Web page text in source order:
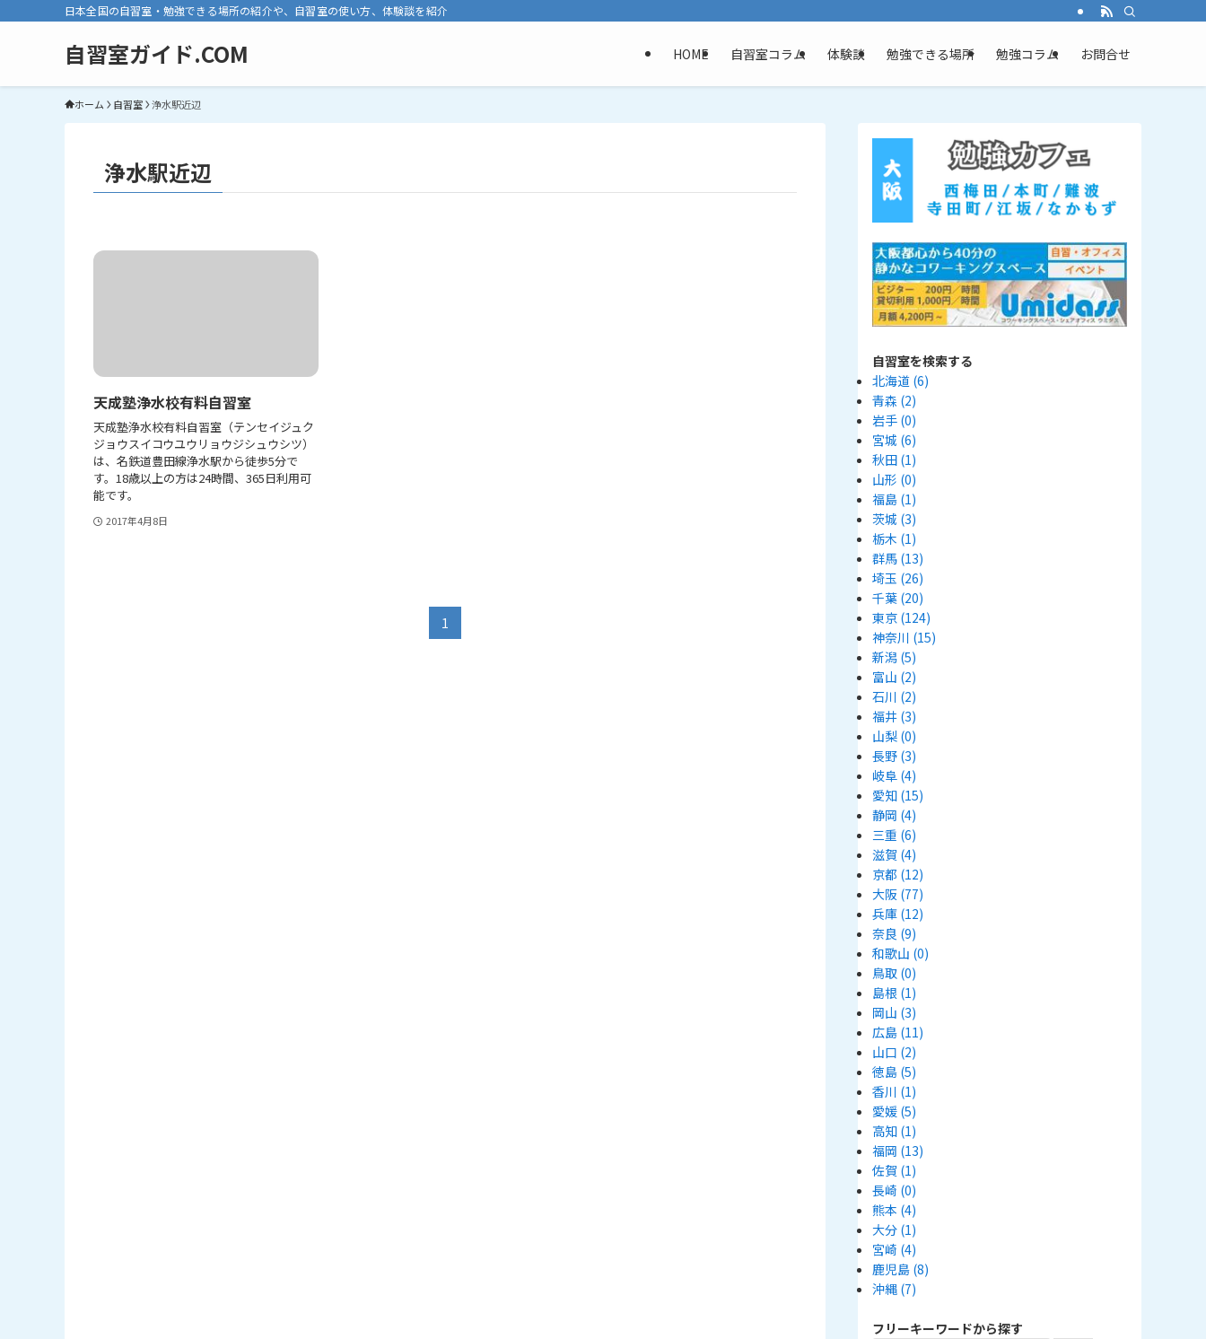
日本全国の自習室・勉強できる場所の紹介や、自習室の使い方、体験談を紹介
自習室ガイド.COM HOME 自習室コラム 体験談 勉強できる場所 勉強コラム お問合せ
ホーム 自習室 浄水駅近辺
浄水駅近辺
天成塾浄水校有料自習室
天成塾浄水校有料自習室（テンセイジュク
ジョウスイコウユウリョウジシュウシツ）
は、名鉄道豊田線浄水駅から徒歩5分で
す。18歳以上の方は24時間、365日利用可
能です。
2017年4月8日
1
自習室を検索する
北海道 (6)
青森 (2)
岩手 (0)
宮城 (6)
秋田 (1)
山形 (0)
福島 (1)
茨城 (3)
栃木 (1)
群馬 (13)
埼玉 (26)
千葉 (20)
東京 (124)
神奈川 (15)
新潟 (5)
富山 (2)
石川 (2)
福井 (3)
山梨 (0)
長野 (3)
岐阜 (4)
愛知 (15)
静岡 (4)
三重 (6)
滋賀 (4)
京都 (12)
大阪 (77)
兵庫 (12)
奈良 (9)
和歌山 (0)
鳥取 (0)
島根 (1)
岡山 (3)
広島 (11)
山口 (2)
徳島 (5)
香川 (1)
愛媛 (5)
高知 (1)
福岡 (13)
佐賀 (1)
長崎 (0)
熊本 (4)
大分 (1)
宮崎 (4)
鹿児島 (8)
沖縄 (7)
フリーキーワードから探す